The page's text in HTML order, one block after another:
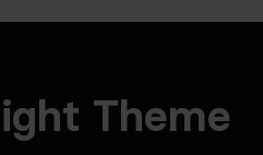
Theme